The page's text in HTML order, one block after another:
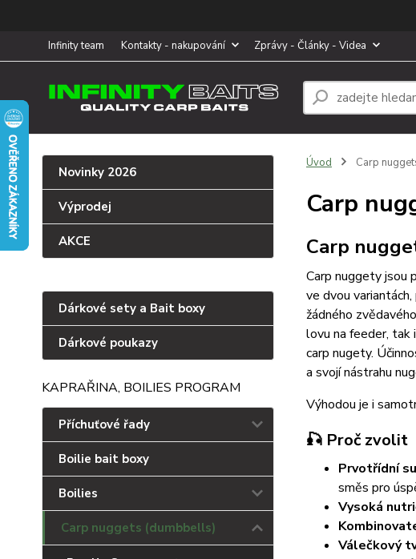
Infinity team Kontakty - nakupování Zprávy - Články - Videa
Novinky 2026
Výprodej
AKCE
Dárkové sety a Bait boxy
Dárkové poukazy
KAPRAŘINA, BOILIES PROGRAM
Příchuťové řady
Boilie bait boxy
Boilies
Carp nuggets (dumbbells)
Úvod Carp
Carp
Carp
Carp nuggety jsou
ve dvou
žádného
lovu na feeder, tak
carp nugety.
a svojí nástrahu
Výhodou je i
🎣 Proč zvolit
Prvotřídní
směs pro
Vysoká
Válečkový